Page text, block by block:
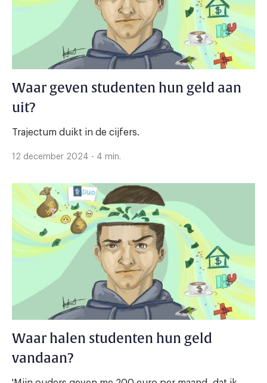
Waar geven studenten hun geld aan
uit?
Trajectum duikt in de cijfers.
12 december 2024 - 4 min.
Waar halen studenten hun geld
vandaan?